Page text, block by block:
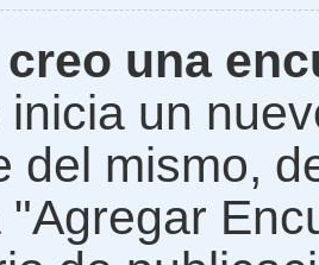
una
un
del mismo,
"Agregar